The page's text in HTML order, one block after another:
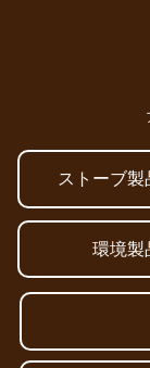
ストーブ製
環境製